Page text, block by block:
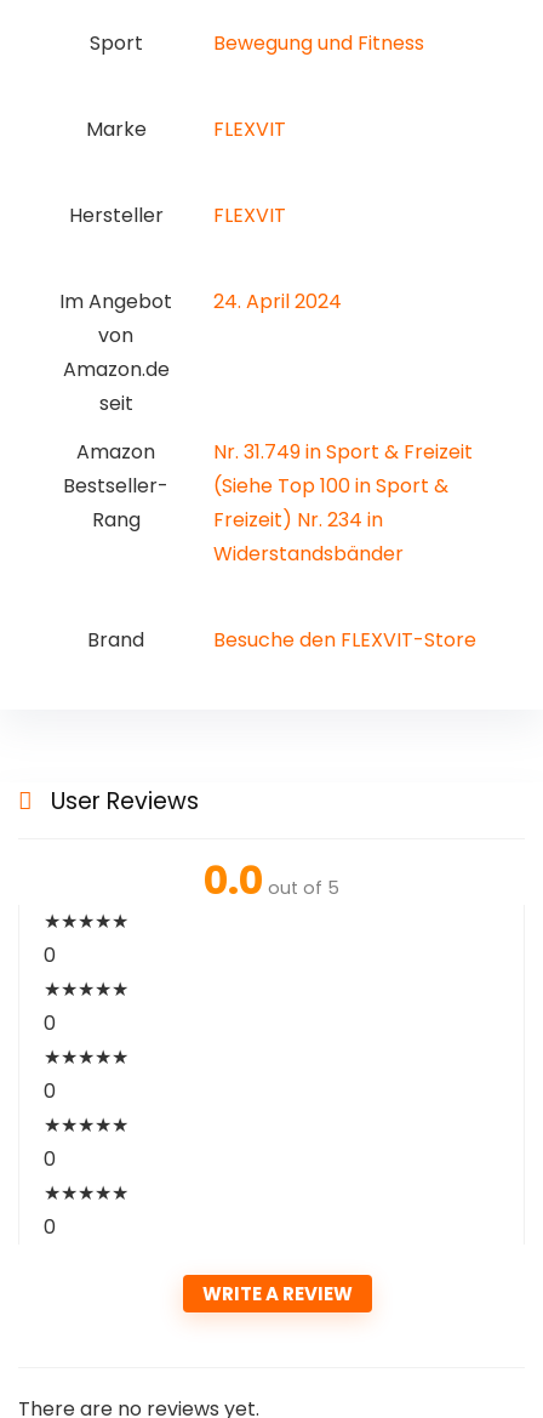
Sport ‎Bewegung und Fitness
Marke ‎FLEXVIT
Hersteller ‎FLEXVIT
Im Angebot
von
Amazon.de
seit
24. April 2024
Amazon
Bestseller-
Rang
Nr. 31.749 in Sport & Freizeit
(Siehe Top 100 in Sport &
Freizeit) Nr. 234 in
Widerstandsbänder
Brand Besuche den FLEXVIT-Store
User Reviews
0.0 out of 5
★★★★★
0
★★★★★
0
★★★★★
0
★★★★★
0
★★★★★
0
WRITE A REVIEW
There are no reviews yet.